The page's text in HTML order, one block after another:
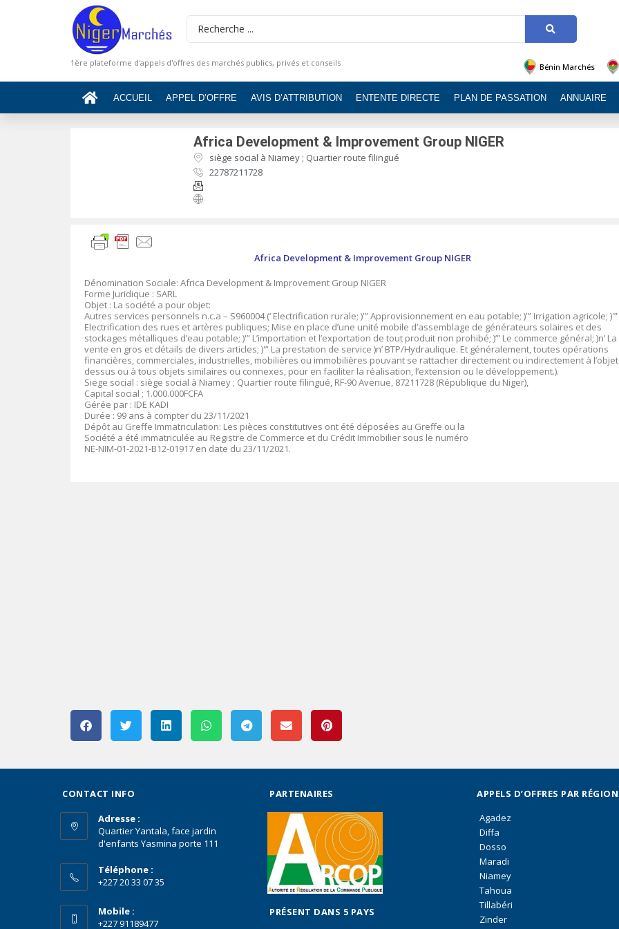
1ère plateforme d'appels d'offres des marchés publics, privés et conseils Bénin Marchés
ACCUEIL APPEL D’OFFRE AVIS D’ATTRIBUTION ENTENTE DIRECTE PLAN DE PASSATION ANNUAIRE
Africa Development & Improvement Group NIGER
siège social à Niamey ; Quartier route filingué
22787211728
Africa Development & Improvement Group NIGER
Dénomination Sociale: Africa Development & Improvement Group NIGER
Forme Juridique : SARL
Objet : La société a pour objet:
Autres services personnels n.c.a – S960004 (‘ Electrification rurale; )'” Approvisionnement en eau potable; )'” Irrigation agricole; )'”
Electrification des rues et artères publiques; Mise en place d’une unité mobile d’assemblage de générateurs solaires et des
stockages métalliques d’eau potable; )'” L’importation et l’exportation de tout produit non prohibé; )”’ Le commerce général; )n’ La
vente en gros et détails de divers articles; )'” La prestation de service )n’ BTP/Hydraulique. Et généralement, toutes opérations
financières, commerciales, industrielles, mobilières ou immobilières pouvant se rattacher directement ou indirectement à l’objet
dessus ou à tous objets similaires ou connexes, pour en faciliter la réalisation, l’extension ou le développement.).
Siege social : siège social à Niamey ; Quartier route filingué, RF-90 Avenue, 87211728 (République du Niger),
Capital social ; 1.000.000FCFA
Gérée par : IDE KADI
Durée : 99 ans à compter du 23/11/2021
Dépôt au Greffe Immatriculation: Les pièces constitutives ont été déposées au Greffe ou la
Société a été immatriculée au Registre de Commerce et du Crédit Immobilier sous le numéro
NE-NIM-01-2021-B12-01917 en date du 23/11/2021.
CONTACT INFO
Adresse :
Quartier Yantala, face jardin
d'enfants Yasmina porte 111
Téléphone :
+227 20 33 07 35
Mobile :
+227 91189477
PARTENAIRES
PRÉSENT DANS 5 PAYS
APPELS D’OFFRES PAR RÉGION
Agadez
Diffa
Dosso
Maradi
Niamey
Tahoua
Tillabéri
Zinder